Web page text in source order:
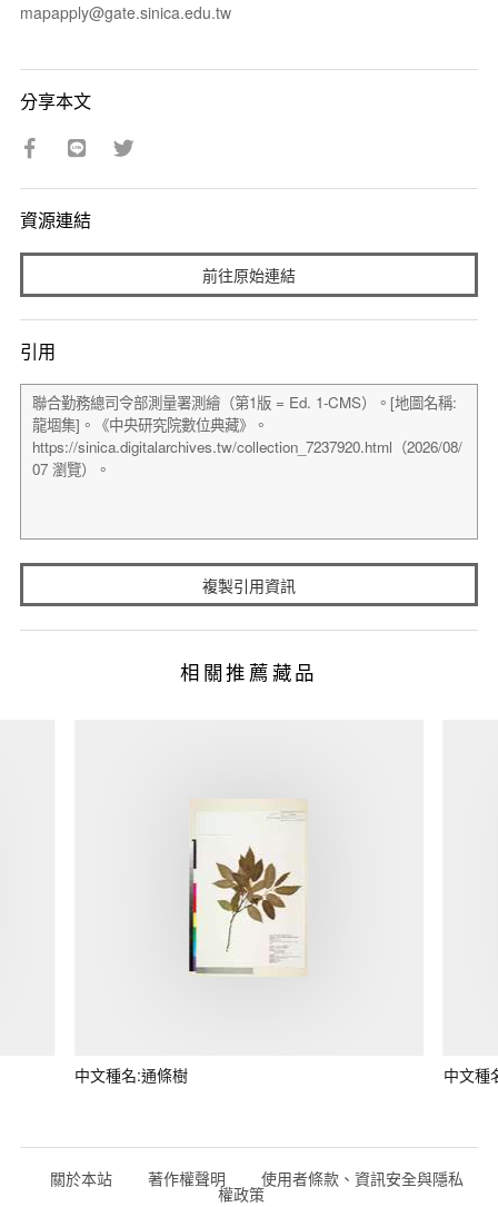
mapapply@gate.sinica.edu.tw
分享本文
資源連結
前往原始連結
引用
複製引用資訊
相關推薦藏品
中文種名:通條樹 中文種
關於本站 著作權聲明 使用者條款、資訊安全與隱私
權政策